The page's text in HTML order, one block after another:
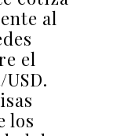
al
el
los